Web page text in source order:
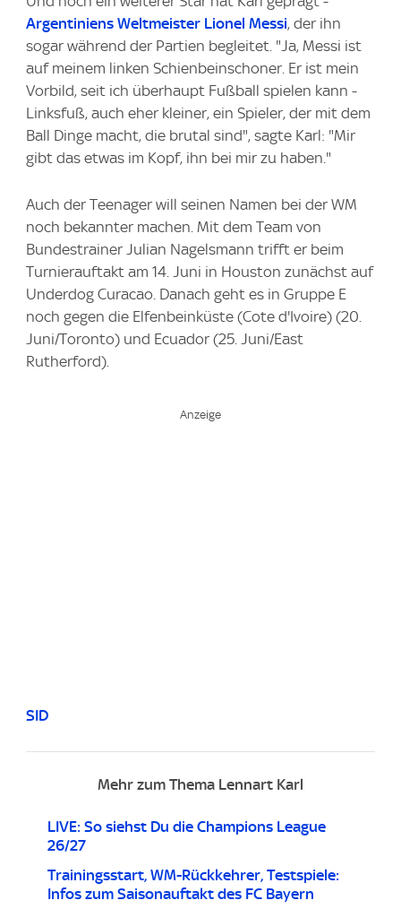
Argentiniens Weltmeister Lionel Messi, der ihn
sogar während der Partien begleitet. "Ja, Messi ist
auf meinem linken Schienbeinschoner. Er ist mein
Vorbild, seit ich überhaupt Fußball spielen kann -
Linksfuß, auch eher kleiner, ein Spieler, der mit dem
Ball Dinge macht, die brutal sind", sagte Karl: "Mir
gibt das etwas im Kopf, ihn bei mir zu haben."
Auch der Teenager will seinen Namen bei der WM
noch bekannter machen. Mit dem Team von
Bundestrainer Julian Nagelsmann trifft er beim
Turnierauftakt am 14. Juni in Houston zunächst auf
Underdog Curacao. Danach geht es in Gruppe E
noch gegen die Elfenbeinküste (Cote d'Ivoire) (20.
Juni/Toronto) und Ecuador (25. Juni/East
Rutherford).
SID
Mehr zum Thema Lennart Karl
LIVE: So siehst Du die Champions League
26/27
Trainingsstart, WM-Rückkehrer, Testspiele:
Infos zum Saisonauftakt des FC Bayern